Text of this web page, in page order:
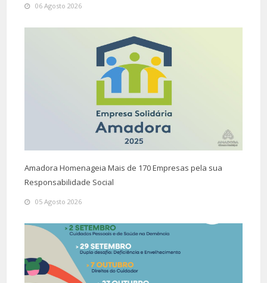
06 Agosto 2026
Amadora Homenageia Mais de 170 Empresas pela sua
Responsabilidade Social
05 Agosto 2026